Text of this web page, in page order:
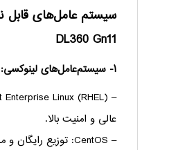
سیستم عامل‌های قابل
DL360 Gn11
۱- سیستم‌عامل‌های لینوکسی:
عالی و امنیت بالا.
– CentOS: توزیع رایگان و مشابه RHEL.